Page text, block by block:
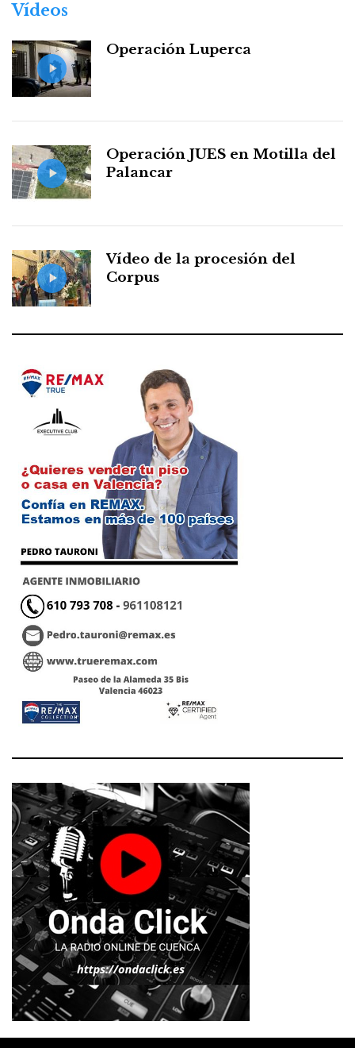
Vídeos
Operación Luperca
Operación JUES en Motilla del
Palancar
Vídeo de la procesión del
Corpus